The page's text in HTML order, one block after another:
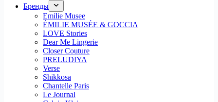
Бренды
Emilie Musee
ÉMILIE MUSÉE & GOCCIA
LOVE Stories
Dear Me Lingerie
Closer Couture
PRELUDIYA
Verse
Shikkosa
Chantelle Paris
Le Journal